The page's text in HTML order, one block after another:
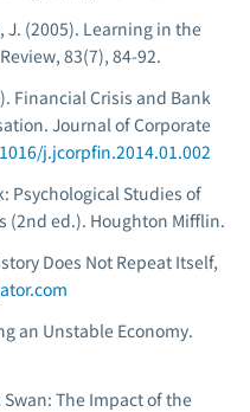
J. (2005). Learning in the
, 83(7), 84-92.
Financial Crisis and Bank
Journal of Corporate
j.jcorpfin.2014.01.002
Psychological Studies of
(2nd ed.). Houghton Mifflin.
Does Not Repeat Itself,
an Unstable Economy.
Swan: The Impact of the